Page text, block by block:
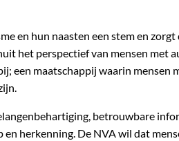
en hun naasten een stem en
het perspectief van mensen met
een maatschappij waarin mensen
betrouwbare
herkenning. De NVA wil dat